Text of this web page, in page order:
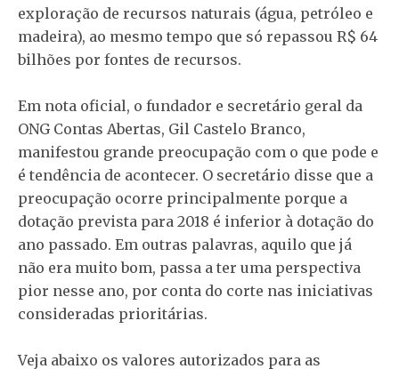
exploração de recursos naturais (água, petróleo e
madeira), ao mesmo tempo que só repassou R$ 64
bilhões por fontes de recursos.
Em nota oficial, o fundador e secretário geral da
ONG Contas Abertas, Gil Castelo Branco,
manifestou grande preocupação com o que pode e
é tendência de acontecer. O secretário disse que a
preocupação ocorre principalmente porque a
dotação prevista para 2018 é inferior à dotação do
ano passado. Em outras palavras, aquilo que já
não era muito bom, passa a ter uma perspectiva
pior nesse ano, por conta do corte nas iniciativas
consideradas prioritárias.
Veja abaixo os valores autorizados para as